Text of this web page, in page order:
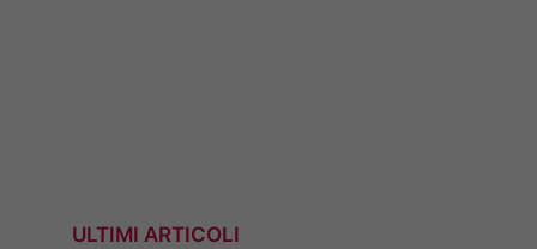
ULTIMI ARTICOLI